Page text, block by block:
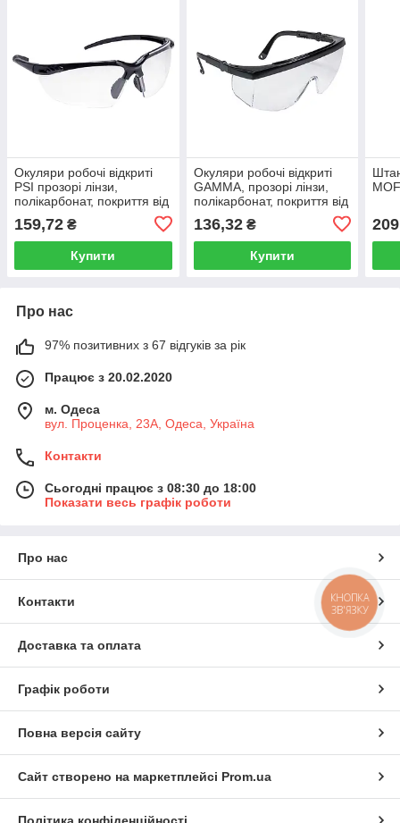
Окуляри робочі відкриті
PSI прозорі лінзи,
полікарбонат, покриття від
159,72 ₴
Купити
Окуляри робочі відкриті
GAMMA, прозорі лінзи,
полікарбонат, покриття від
136,32₴
Купити
Про нас
97% позитивних з 67 відгуків за рік
Працює з 20.02.2020
м. Одеса
вул. Проценка, 23А, Одеса, Україна
Контакти
Сьогодні працює з 08:30 до 18:00
Показати весь графік роботи
Про нас
Контакти
Доставка та оплата
Графік роботи
Повна версія сайту
Сайт створено на маркетплейсі Prom.ua
КНОПКА
ЗВ'ЯЗКУ